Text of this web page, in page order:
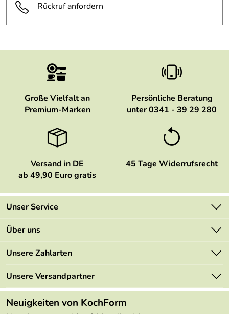
Rückruf anfordern
Große Vielfalt an
Premium-Marken
Persönliche Beratung
unter 0341 - 39 29 280
Versand in DE
ab 49,90 Euro gratis
45 Tage Widerrufsrecht
Unser Service
Kontakt
Mehrwertsteuerfrei
Retourenportal
FAQs
Lieferbedingungen
Über uns
Marken
Angebote
Made in Germany
Unsere Zahlarten
Unsere Versandpartner
Neuigkeiten von KochForm